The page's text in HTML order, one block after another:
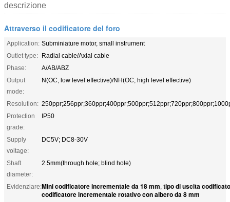
descrizione
Attraverso il codificatore del foro
Application: Subminiature motor, small instrument
Outlet type: Radial cable/Axial cable
Phase:
A/AB/ABZ
Output
mode:
N(OC, low level effective)/NH(OC, high level effective)
Resolution:
Protection
grade:
IP50
Supply
voltage:
DC5V; DC8-30V
Shaft
diameter:
2.5mm(through hole; blind hole)
Evidenziare:Mini codificatore incrementale da 18 mm, tipo di uscita
codificatore incrementale rotativo con albero da 8 mm